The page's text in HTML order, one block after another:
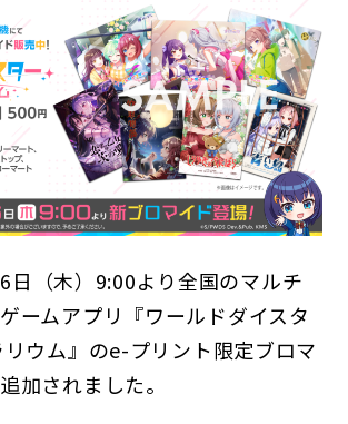
ONAIR MOVIE SPECIAL
日（木）9:00より全国のマルチ
ームアプリ『ワールドダイスタ
ウム』のe-プリント限定ブロマ
加されました。